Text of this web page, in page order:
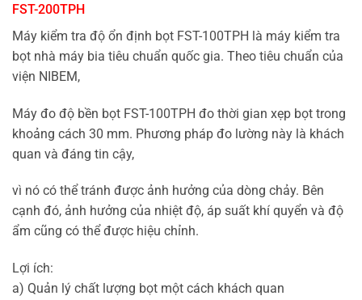
FST-200TPH
Máy kiểm tra độ ổn định bọt FST-100TPH là máy kiểm tra
bọt nhà máy bia tiêu chuẩn quốc gia. Theo tiêu chuẩn của
viện NIBEM,
Máy đo độ bền bọt FST-100TPH đo thời gian xẹp bọt trong
khoảng cách 30 mm. Phương pháp đo lường này là khách
quan và đáng tin cậy,
vì nó có thể tránh được ảnh hưởng của dòng chảy. Bên
cạnh đó, ảnh hưởng của nhiệt độ, áp suất khí quyển và độ
ẩm cũng có thể được hiệu chỉnh.
Lợi ích:
a) Quản lý chất lượng bọt một cách khách quan